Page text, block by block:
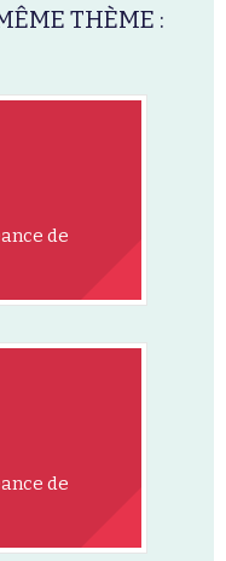
THÈME :
de
de